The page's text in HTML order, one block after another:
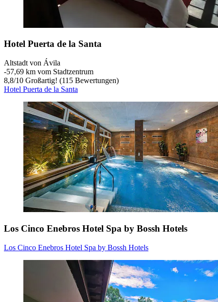
Hotel Puerta de la Santa
Altstadt von Ávila
‐57,69 km vom Stadtzentrum
8,8/10 Großartig! (115 Bewertungen)
Hotel Puerta de la Santa
Los Cinco Enebros Hotel Spa by Bossh Hotels
Los Cinco Enebros Hotel Spa by Bossh Hotels